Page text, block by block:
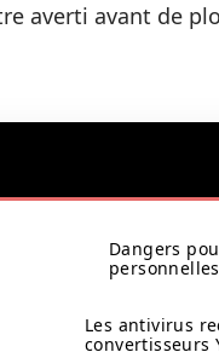
averti avant de
Dangers
personnelles
Les antivirus
convertisseurs